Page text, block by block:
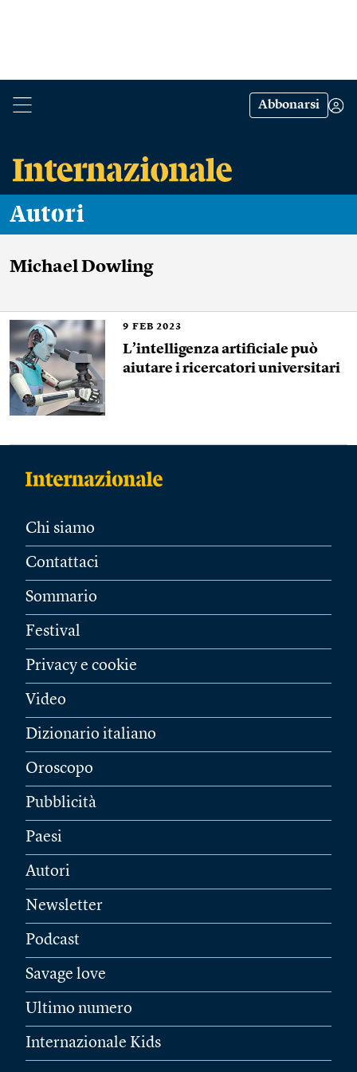
Abbonarsi
Autori
Michael Dowling
9 FEB 2023
L’intelligenza artificiale può
aiutare i ricercatori universitari
Chi siamo
Contattaci
Sommario
Festival
Privacy e cookie
Video
Dizionario italiano
Oroscopo
Pubblicità
Paesi
Autori
Newsletter
Podcast
Savage love
Ultimo numero
Internazionale Kids